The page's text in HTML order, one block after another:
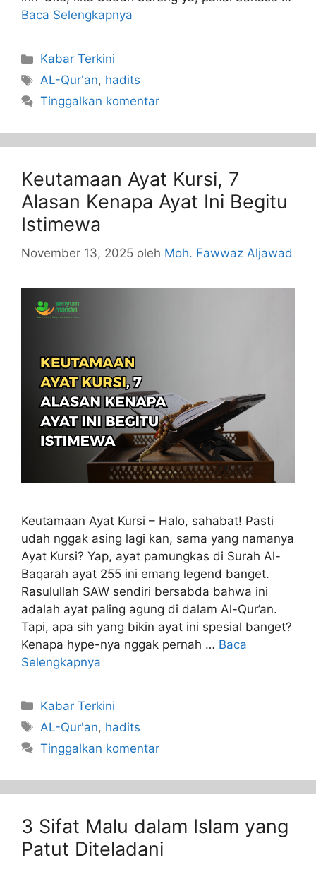
Baca Selengkapnya
Kabar Terkini
AL-Qur'an, hadits
Tinggalkan komentar
Keutamaan Ayat Kursi, 7
Alasan Kenapa Ayat Ini Begitu
Istimewa
November 13, 2025 oleh Moh. Fawwaz Aljawad
Keutamaan Ayat Kursi – Halo, sahabat! Pasti
udah nggak asing lagi kan, sama yang namanya
Ayat Kursi? Yap, ayat pamungkas di Surah Al-
Baqarah ayat 255 ini emang legend banget.
Rasulullah SAW sendiri bersabda bahwa ini
adalah ayat paling agung di dalam Al-Qur’an.
Tapi, apa sih yang bikin ayat ini spesial banget?
Kenapa hype-nya nggak pernah … Baca
Selengkapnya
Kabar Terkini
AL-Qur'an, hadits
Tinggalkan komentar
3 Sifat Malu dalam Islam yang
Patut Diteladani